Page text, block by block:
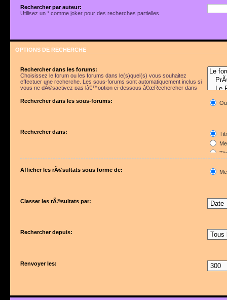
Rechercher par auteur:
Utilisez un * comme joker pour des recherches partielles.
OPTIONS DE RECHERCHE
Rechercher dans les forums:
Choisissez le forum ou les forums dans le(s)quel(s) vous souhaitez
effectuer une recherche. Les sous-forums sont automatiquement inclus si
vous ne dÃ©sactivez pas lâ€™option ci-dessous â€œRechercher dans
Rechercher dans les sous-forums:
Rechercher dans:
Afficher les rÃ©sultats sous forme de:
Classer les rÃ©sultats par:
Rechercher depuis:
Renvoyer les: